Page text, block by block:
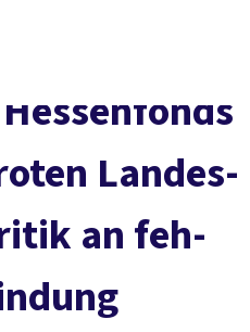
Service
Mitmachen
Lan­des­
an feh­